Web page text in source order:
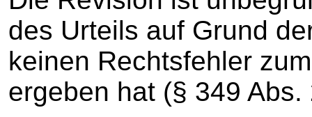
des Urteils auf Grund
keinen Rechtsfehler
ergeben hat (§ 349